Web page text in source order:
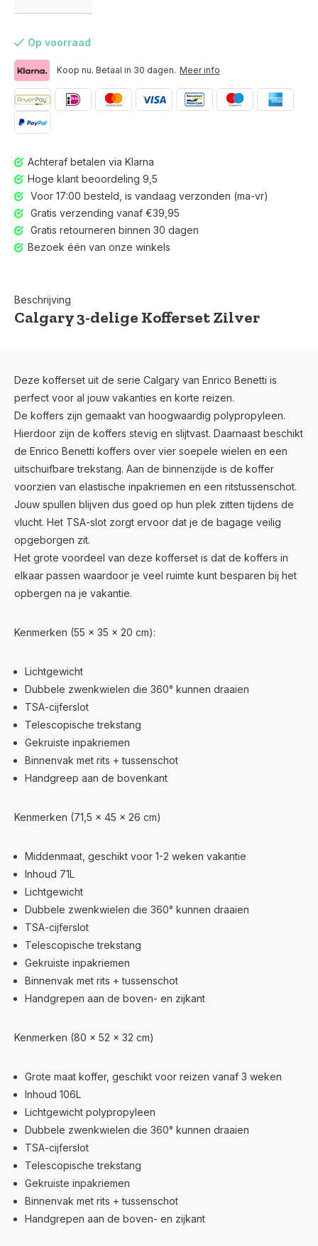
Voor 17:00 besteld, is vandaag verzonden (ma-vr)
Op voorraad
Koop nu. Betaal in 30 dagen. Meer info
Achteraf betalen via Klarna
Hoge klant beoordeling 9,5
Voor 17:00 besteld, is vandaag verzonden (ma-vr)
Gratis verzending vanaf €39,95
Gratis retourneren binnen 30 dagen
Bezoek één van onze winkels
Beschrijving
Calgary 3-delige Kofferset Zilver
Deze kofferset uit de serie Calgary van Enrico Benetti is
perfect voor al jouw vakanties en korte reizen.
De koffers zijn gemaakt van hoogwaardig polypropyleen.
Hierdoor zijn de koffers stevig en slijtvast. Daarnaast beschikt
de Enrico Benetti koffers over vier soepele wielen en een
uitschuifbare trekstang. Aan de binnenzijde is de koffer
voorzien van elastische inpakriemen en een ritstussenschot.
Jouw spullen blijven dus goed op hun plek zitten tijdens de
vlucht. Het TSA-slot zorgt ervoor dat je de bagage veilig
opgeborgen zit.
Het grote voordeel van deze kofferset is dat de koffers in
elkaar passen waardoor je veel ruimte kunt besparen bij het
opbergen na je vakantie.
Kenmerken (55 x 35 x 20 cm):
Lichtgewicht
Dubbele zwenkwielen die 360° kunnen draaien
TSA-cijferslot
Telescopische trekstang
Gekruiste inpakriemen
Binnenvak met rits + tussenschot
Handgreep aan de bovenkant
Kenmerken (71,5 x 45 x 26 cm)
Middenmaat, geschikt voor 1-2 weken vakantie
Inhoud 71L
Lichtgewicht
Dubbele zwenkwielen die 360° kunnen draaien
TSA-cijferslot
Telescopische trekstang
Gekruiste inpakriemen
Binnenvak met rits + tussenschot
Handgrepen aan de boven- en zijkant
Kenmerken (80 x 52 x 32 cm)
Grote maat koffer, geschikt voor reizen vanaf 3 weken
Inhoud 106L
Lichtgewicht polypropyleen
Dubbele zwenkwielen die 360° kunnen draaien
TSA-cijferslot
Telescopische trekstang
Gekruiste inpakriemen
Binnenvak met rits + tussenschot
Handgrepen aan de boven- en zijkant